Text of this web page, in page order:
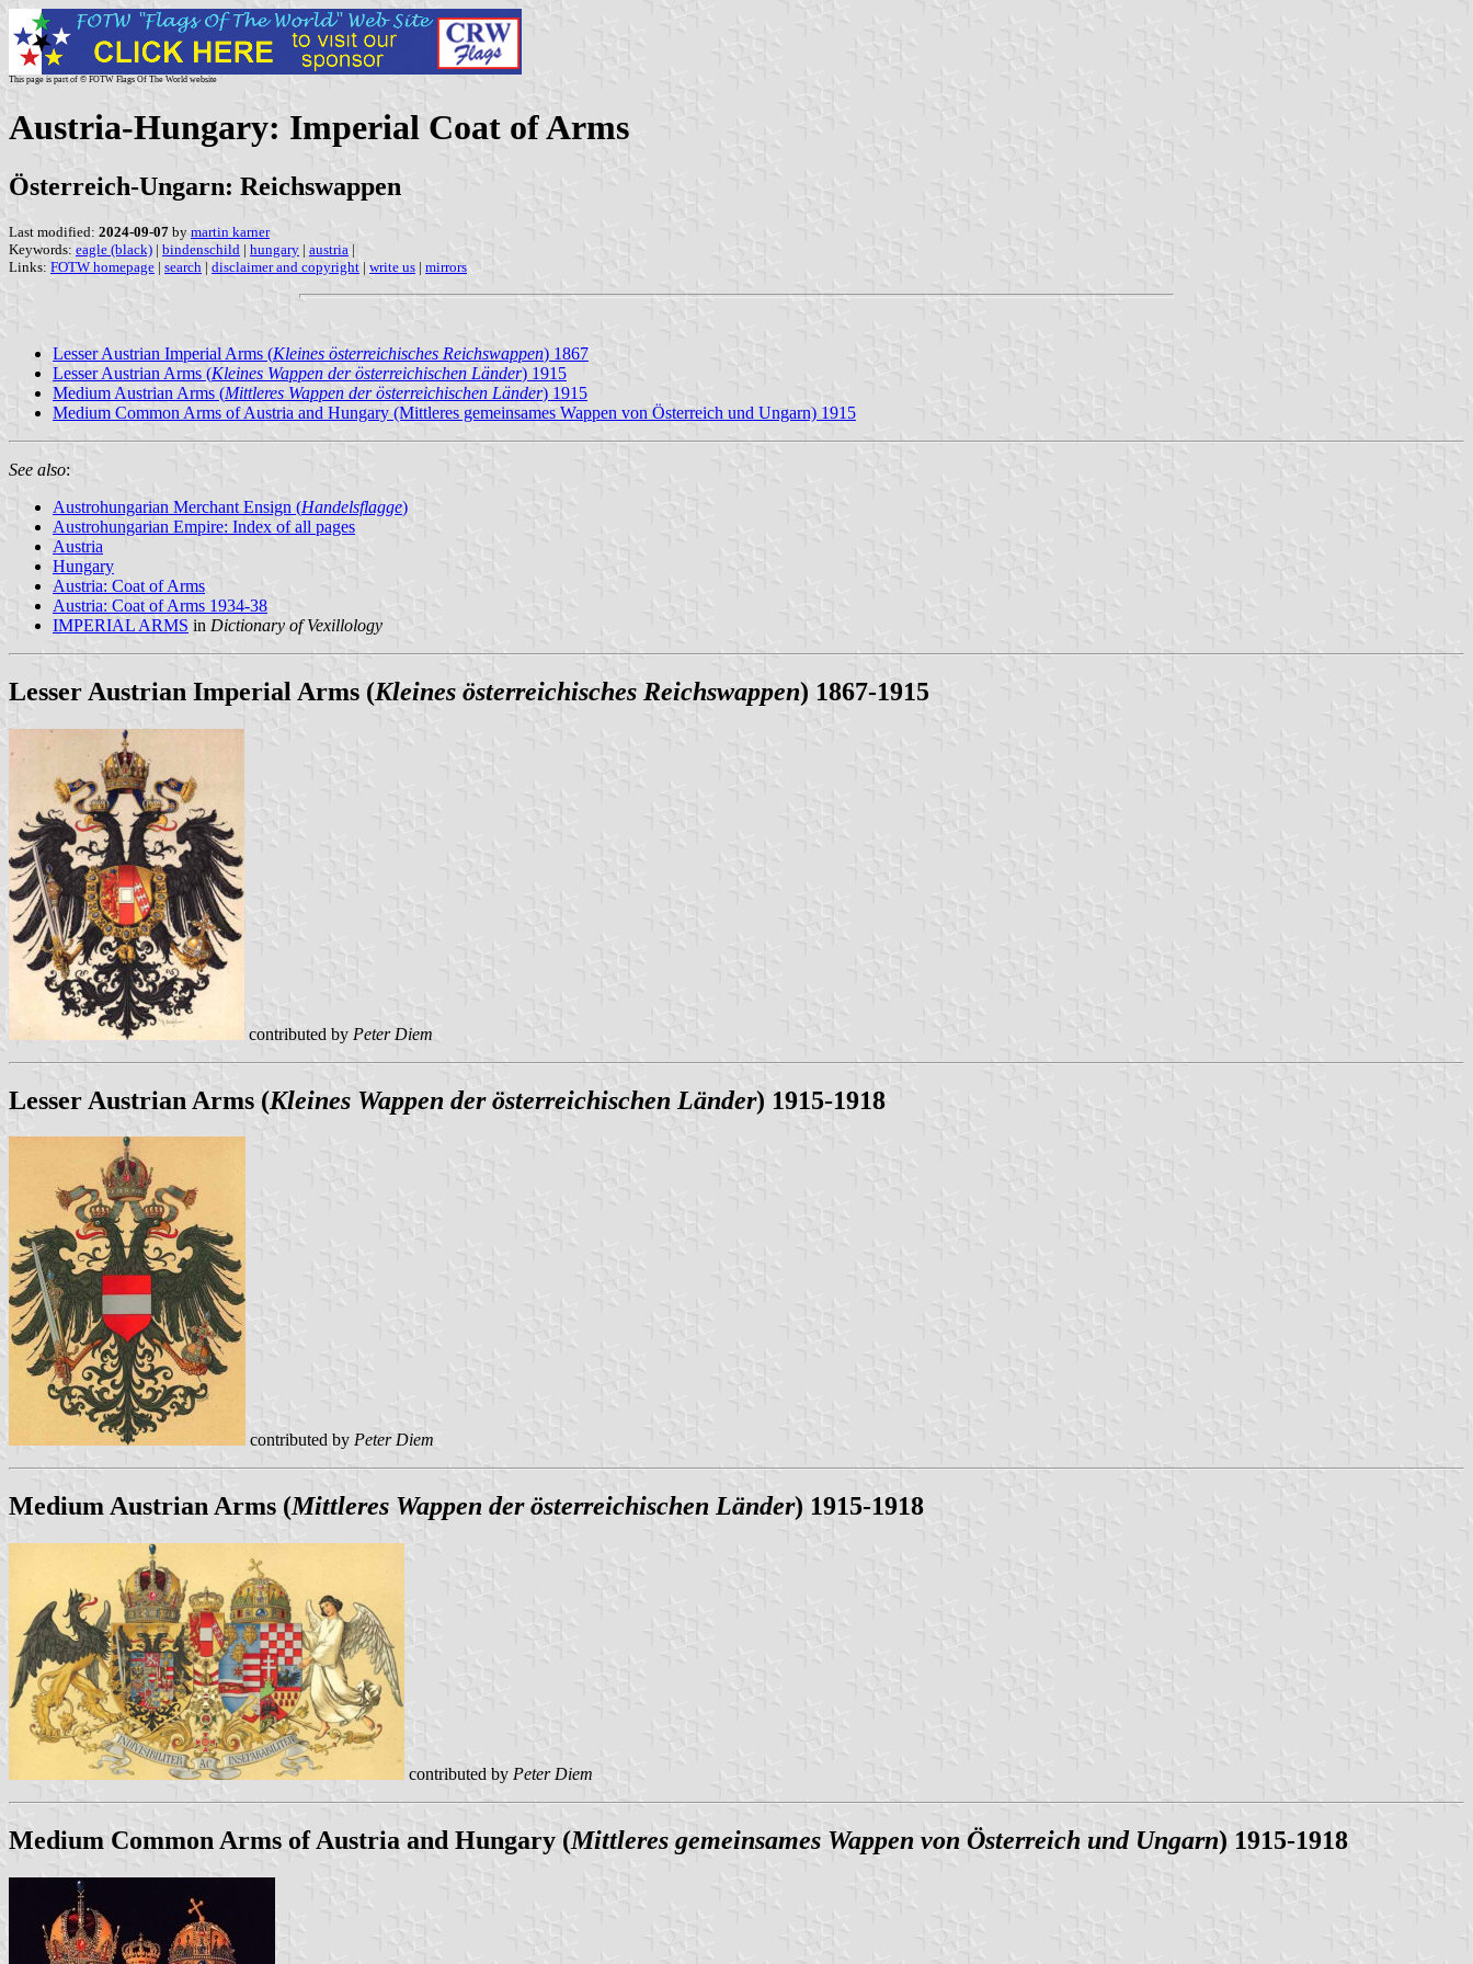
This page is part of © FOTW Flags Of The World website
Austria-Hungary: Imperial Coat of Arms
Österreich-Ungarn: Reichswappen
Last modified: 2024-09-07 by martin karner
Keywords: eagle (black) | bindenschild | hungary | austria |
Links: FOTW homepage | search | disclaimer and copyright | write us | mirrors
Lesser Austrian Imperial Arms (Kleines österreichisches Reichswappen) 1867
Lesser Austrian Arms (Kleines Wappen der österreichischen Länder) 1915
Medium Austrian Arms (Mittleres Wappen der österreichischen Länder) 1915
Medium Common Arms of Austria and Hungary (Mittleres gemeinsames Wappen von Österreich und Ungarn) 1915
See also:
Austrohungarian Merchant Ensign (Handelsflagge)
Austrohungarian Empire: Index of all pages
Austria
Hungary
Austria: Coat of Arms
Austria: Coat of Arms 1934-38
IMPERIAL ARMS in Dictionary of Vexillology
Lesser Austrian Imperial Arms (Kleines österreichisches Reichswappen) 1867-1915
contributed by Peter Diem
Lesser Austrian Arms (Kleines Wappen der österreichischen Länder) 1915-1918
contributed by Peter Diem
Medium Austrian Arms (Mittleres Wappen der österreichischen Länder) 1915-1918
contributed by Peter Diem
Medium Common Arms of Austria and Hungary (Mittleres gemeinsames Wappen von Österreich und Ungarn) 1915-1918